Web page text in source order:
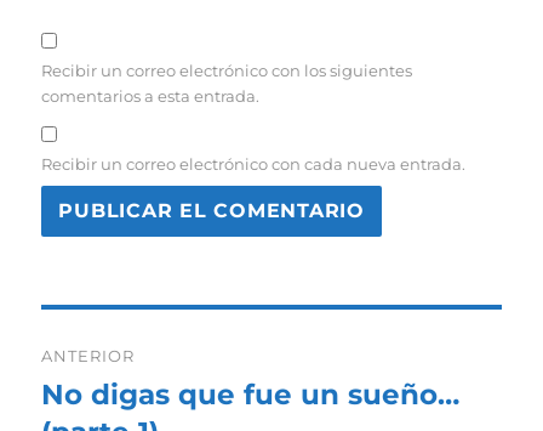
Recibir un correo electrónico con los siguientes
comentarios a esta entrada.
Recibir un correo electrónico con cada nueva entrada.
de
ANTERIOR
Entrada
No digas que fue un sueño…